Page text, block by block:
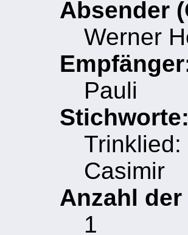
Absender
Werner
Pauli
Stichworte:
Casimir
Anzahl der
1